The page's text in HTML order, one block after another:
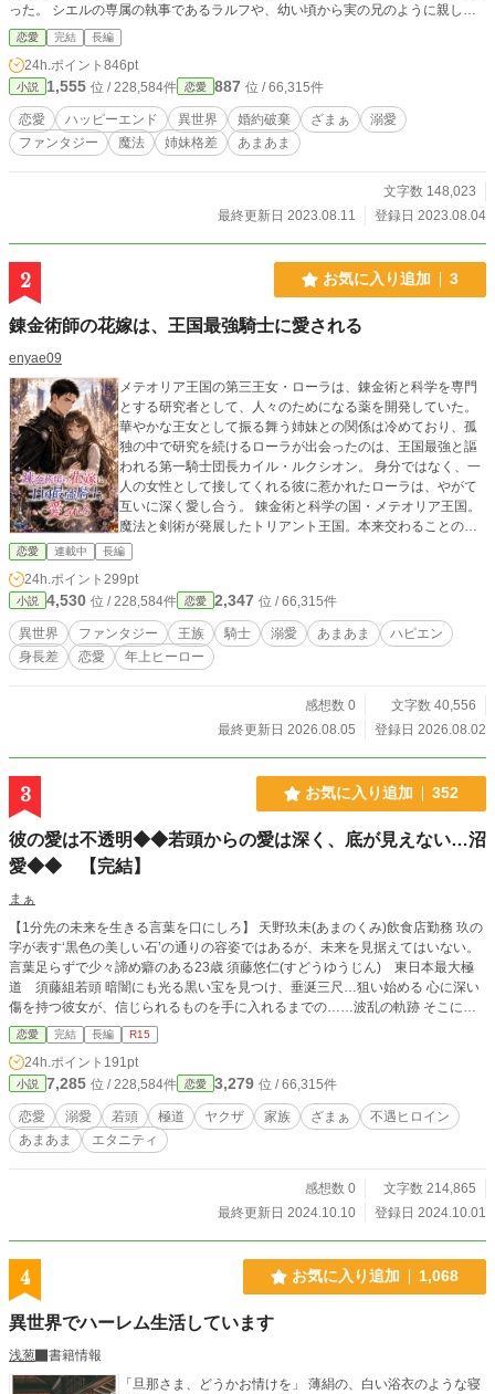
った。 シエルの専属の執事であるラルフや、幼い頃から実の兄のように親しく
してくれていた婚約者の協力の元、シエルは無事に婚約を破棄され、父親に見捨
てられて家を出ることになった。 ラルフも一緒に来てくれることとなり、これ
で念願の自由を手に入れたシエル。しかし、シエルにはどこにも行くあてはなか
った。 それをラルフに伝えると、隣の国にあるラルフの故郷に行こうと提案さ
れる。 それを承諾したシエルは、これからの自由で幸せな日々を手に入れられ
ると胸を躍らせていたが、その幸せは家族によって邪魔をされてしまう。 なん
と、家族はシエルとラルフを広大な湖に捨て、自らの手を汚さずに二人を亡き者
了承ください☆ ☆全文字はだいたい１４万文字になっています☆ ☆完結まで予
約済みなので、エタることはありません！☆
恋愛 完結 長編
24h.ポイント 846pt
小説 1,555 位 / 228,584件 恋愛 887 位 / 66,315件
恋愛 ハッピーエンド 異世界 婚約破棄 ざまぁ
溺愛
ファンタジー
魔法 姉妹格差 あまあま
文字数 148,023
最終更新日 2023.08.11
登録日 2023.08.04
2 お気に入り追加 3
錬金術師の花嫁は、王国最強騎士に愛される
enyae09
メテオリア王国の第三王女・ローラは、錬金術と科学を専門
とする研究者として、人々のためになる薬を開発していた。
華やかな王女として振る舞う姉妹との関係は冷めており、孤
独の中で研究を続けるローラが出会ったのは、王国最強と謳
われる第一騎士団長カイル・ルクシオン。 身分ではなく、一
人の女性として接してくれる彼に惹かれたローラは、やがて
互いに深く愛し合う。 錬金術と科学の国・メテオリア王国。
魔法と剣術が発展したトリアント王国。本来交わることのな
い二つの国で出会った二人は、やがて国家の思惑と運命に翻
弄されながらも、愛を貫くため戦うことになる。
恋愛 連載中 長編
24h.ポイント 299pt
小説 4,530 位 / 228,584件 恋愛 2,347 位 / 66,315件
異世界 ファンタジー 王族 騎士 溺愛 あまあま
ハピエン
身長差
恋愛 年上ヒーロー
感想数 0
文字数 40,556
最終更新日 2026.08.05
登録日 2026.08.02
3 お気に入り追加 352
彼の愛は不透明◆◆若頭からの愛は深く、底が見えない…沼
愛◆◆ 【完結】
まぁ
【1分先の未来を生きる言葉を口にしろ】 天野玖未(あまのくみ)飲食店勤務 玖の
字が表す‘黒色の美しい石’の通りの容姿ではあるが、未来を見据えてはいない。
言葉足らずで少々諦め癖のある23歳 須藤悠仁(すどうゆうじん) 東日本最大極
道 須藤組若頭 暗闇にも光る黒い宝を見つけ、垂涎三尺…狙い始める 心に深い
傷を持つ彼女が、信じられるものを手に入れるまでの……波乱の軌跡 そこには
彼の底なしの愛があった… 作中の人名団体名等、全て架空のフィクションです
また本作は違法行為等を推奨するものではありません
恋愛 完結 長編 R15
24h.ポイント 191pt
小説 7,285 位 / 228,584件 恋愛 3,279 位 / 66,315件
恋愛 溺愛 若頭 極道 ヤクザ 家族 ざまぁ
不遇ヒロイン
あまあま
エタニティ
感想数 0
文字数 214,865
最終更新日 2024.10.10
登録日 2024.10.01
4 お気に入り追加 1,068
異世界でハーレム生活しています
浅葱
書籍情報
「旦那さま、どうかお情けを」 薄絹の、白い浴衣のような寝